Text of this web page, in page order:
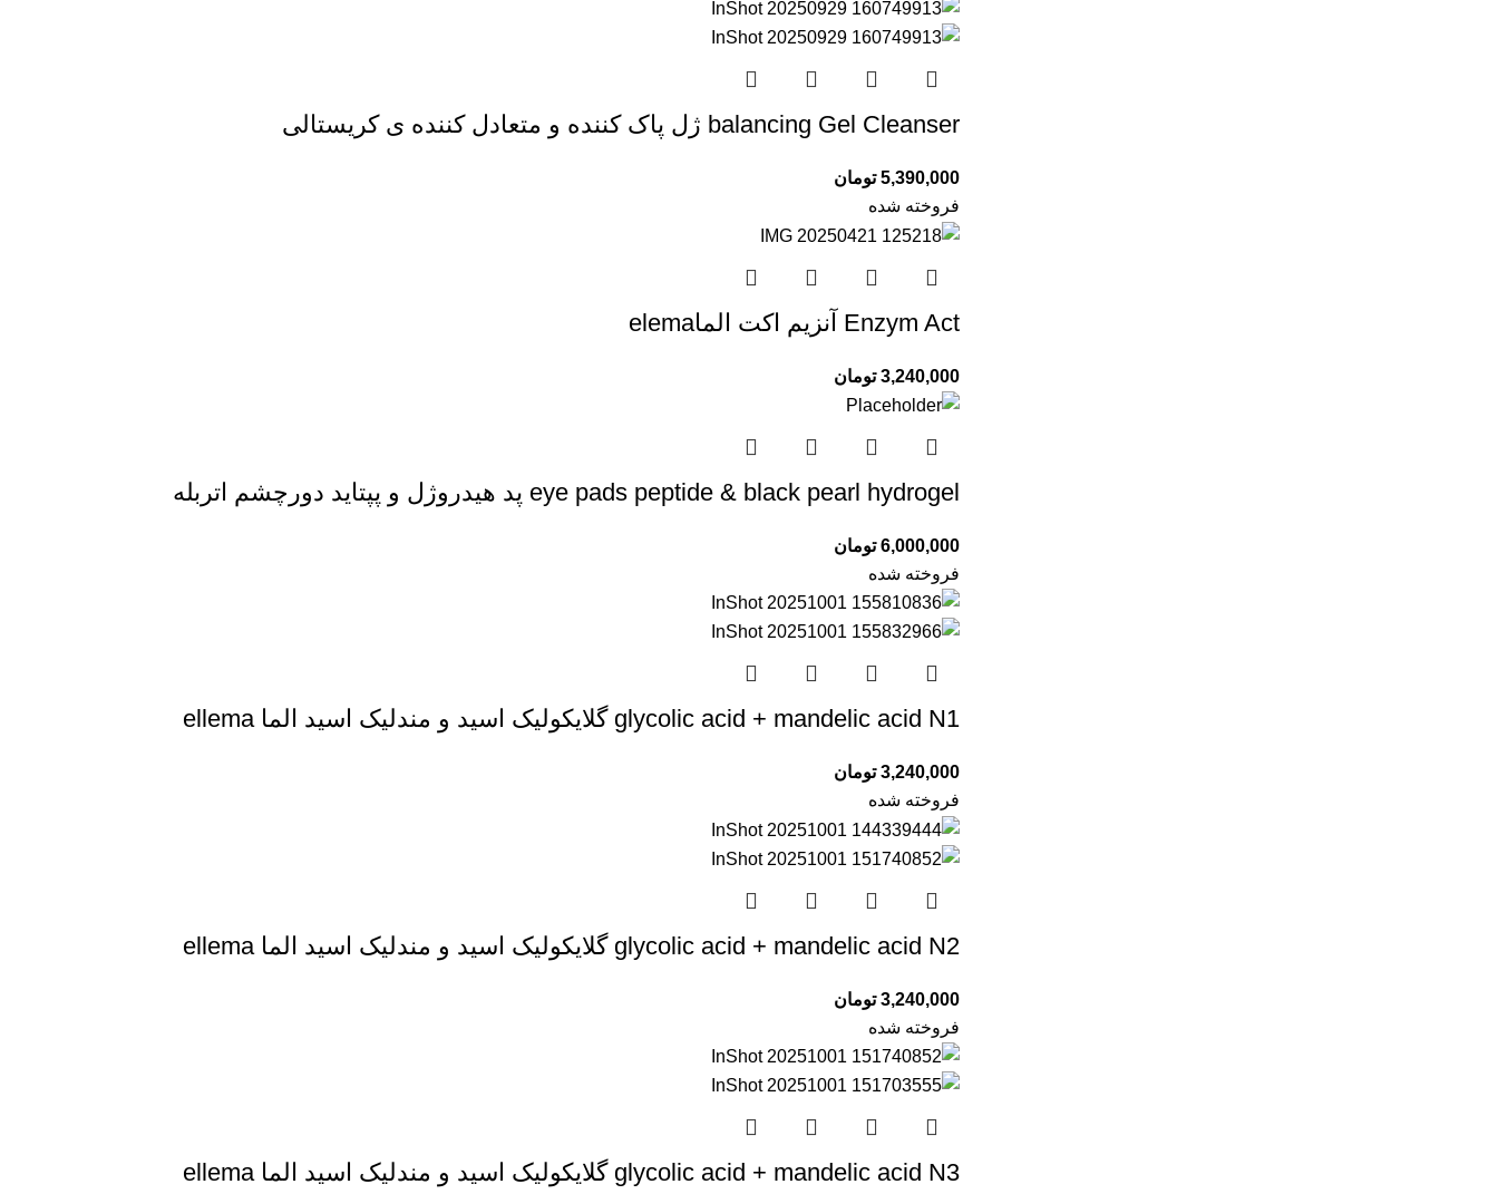
balancing Gel Cleanser ژل پاک کننده و متعادل کننده ی کریستالی
5,390,000 تومان
فروخته شده
Enzym Act آنزیم اکت الماelema
3,240,000 تومان
eye pads peptide & black pearl hydrogel پد هیدروژل و پپتاید دورچشم اتربله
6,000,000 تومان
فروخته شده
glycolic acid + mandelic acid N1 گلایکولیک اسید و مندلیک اسید الما ellema
3,240,000 تومان
فروخته شده
glycolic acid + mandelic acid N2 گلایکولیک اسید و مندلیک اسید الما ellema
3,240,000 تومان
فروخته شده
glycolic acid + mandelic acid N3 گلایکولیک اسید و مندلیک اسید الما ellema